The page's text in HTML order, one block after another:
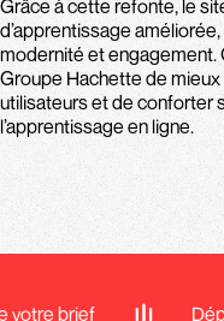
Grâce à cette refonte, le
d’apprentissage
modernité et engagement.
Groupe Hachette de
utilisateurs et de conforter
l’apprentissage en ligne.
brief